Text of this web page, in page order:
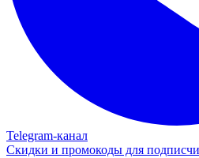
Telegram‑канал
Скидки и промокоды для